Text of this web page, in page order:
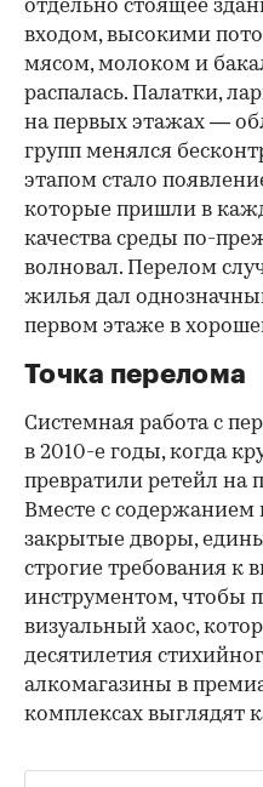
отдельно стоящее
входом, высокими
мясом, молоком и
распалась. Палатки,
на первых этажах —
групп менялся
этапом стало
которые пришли в
качества среды по-
волновал. Перелом
жилья дал
первом этаже в
Точка перелома
Системная работа с
в 2010-е годы, когда
превратили ретейл на
Вместе с
закрытые дворы,
строгие требования к
инструментом, чтобы
визуальный хаос,
десятилетия
алкомагазины в
комплексах выглядят